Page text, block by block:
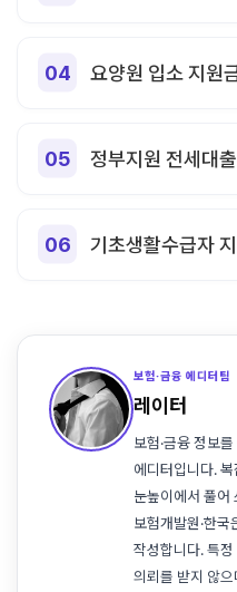
요양원 입소 지원
정부지원 전세대
기초생활수급자
보험·금융 에디터팀
레이터
보험·금융 정보
에디터입니다.
눈높이에서 풀어
보험개발원·한
작성합니다. 특
의뢰를 받지 않